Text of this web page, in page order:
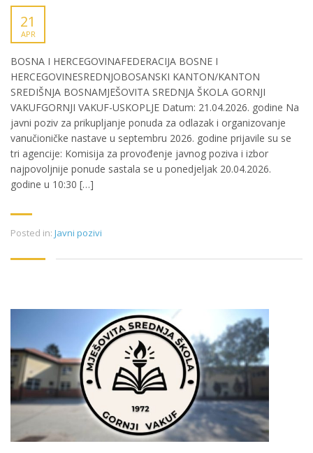
21
APR
BOSNA I HERCEGOVINAFEDERACIJA BOSNE I
HERCEGOVINESREDNJOBOSANSKI KANTON/KANTON
SREDIŠNJA BOSNAMJEŠOVITA SREDNJA ŠKOLA GORNJI
VAKUFGORNJI VAKUF-USKOPLJE Datum: 21.04.2026. godine Na
javni poziv za prikupljanje ponuda za odlazak i organizovanje
vanučioničke nastave u septembru 2026. godine prijavile su se
tri agencije: Komisija za provođenje javnog poziva i izbor
najpovoljnije ponude sastala se u ponedjeljak 20.04.2026.
godine u 10:30 […]
Posted in: Javni pozivi